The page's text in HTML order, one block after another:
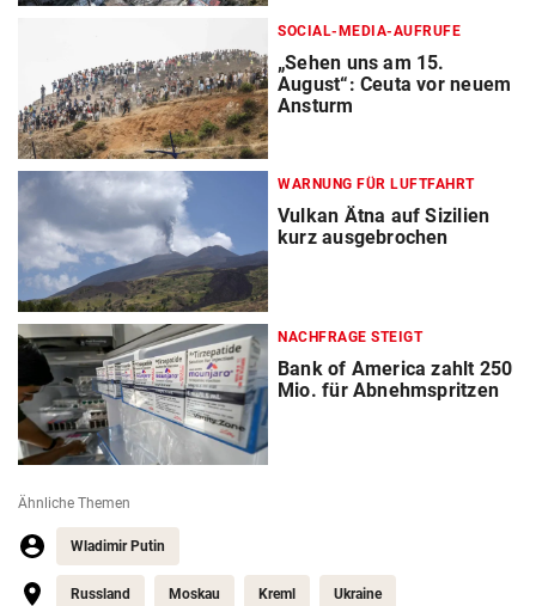
SOCIAL-MEDIA-AUFRUFE
„Sehen uns am 15.
August“: Ceuta vor neuem
Ansturm
WARNUNG FÜR LUFTFAHRT
Vulkan Ätna auf Sizilien
kurz ausgebrochen
NACHFRAGE STEIGT
Bank of America zahlt 250
Mio. für Abnehmspritzen
Ähnliche Themen
Wladimir Putin
Russland Moskau Kreml Ukraine